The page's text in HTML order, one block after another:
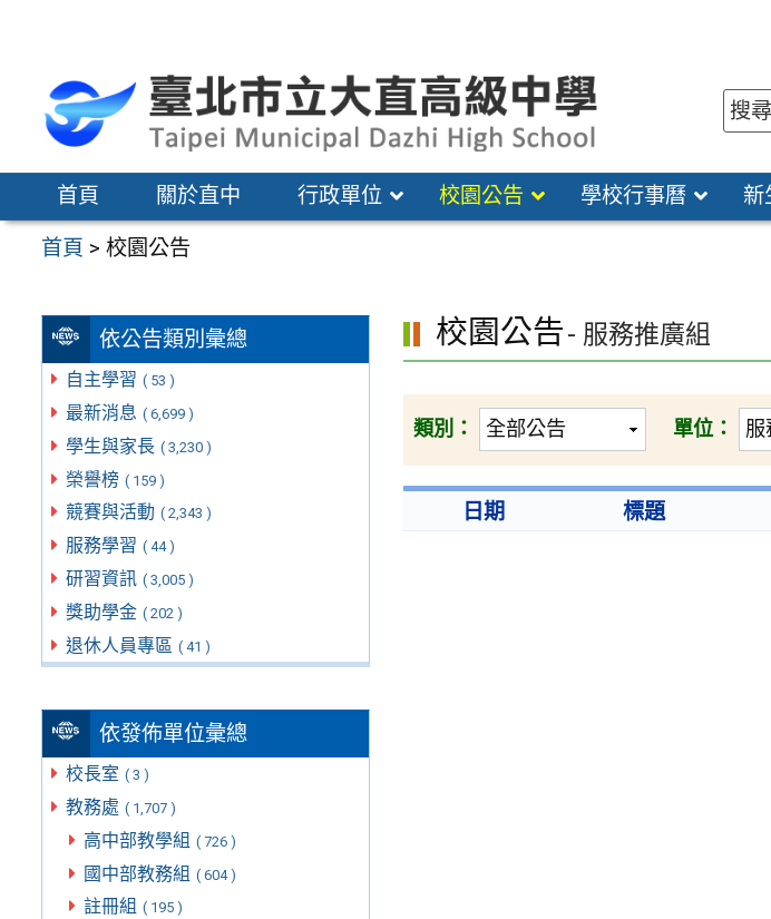
區
首頁 關於直中 行政單位 校園公告 學校行事曆 新
首頁 >校園公告
依公告類別彙總
自主學習 ( 53 )
最新消息 ( 6,699 )
學生與家長 ( 3,230 )
榮譽榜 ( 159 )
競賽與活動 ( 2,343 )
服務學習 ( 44 )
研習資訊 ( 3,005 )
獎助學金 ( 202 )
退休人員專區 ( 41 )
依發佈單位彙總
校長室 ( 3 )
教務處 ( 1,707 )
高中部教學組 ( 726 )
國中部教務組 ( 604 )
註冊組 ( 195 )
校園公告- 服務推廣組
類別： 單位：
日期 標題